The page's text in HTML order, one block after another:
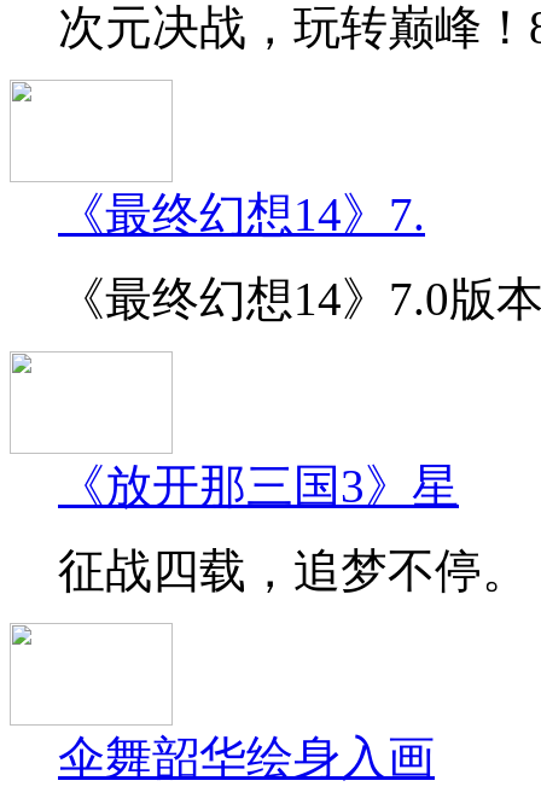
次元决战，玩转巅峰
《最终幻想14》7.
《最终幻想14》7.0版
《放开那三国3》星
征战四载，追梦不停
伞舞韶华绘身入画